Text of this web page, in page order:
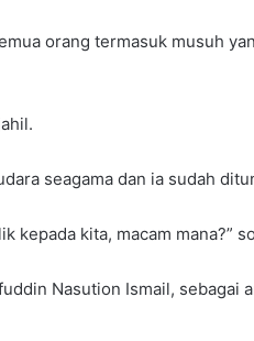
orang termasuk musuh
seagama dan ia sudah
kepada kita, macam mana?”
Nasution Ismail, sebagai